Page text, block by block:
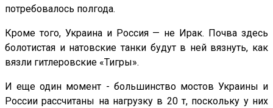
потребовалось полгода.
Кроме того, Украина и Россия — не Ирак. Почва здесь
болотистая и натовские танки будут в ней вязнуть, как
вязли гитлеровские «Тигры».
И еще один момент - большинство мостов Украины и
России рассчитаны на нагрузку в 20 т, поскольку у них